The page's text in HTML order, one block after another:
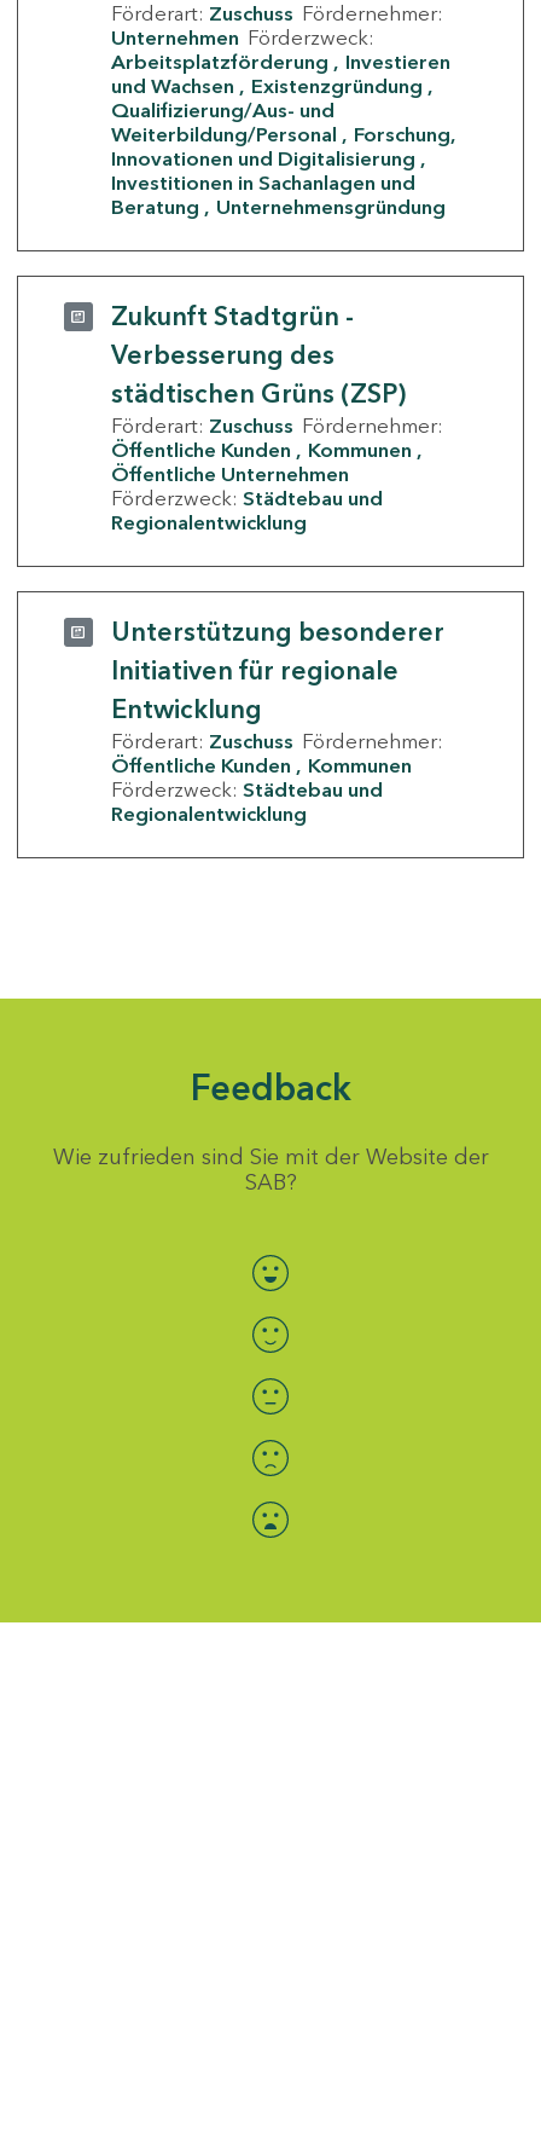
Förderart: Zuschuss Fördernehmer:
Unternehmen Förderzweck:
Arbeitsplatzförderung
Investieren
und Wachsen
Existenzgründung
Qualifizierung/Aus- und
Weiterbildung/Personal
Forschung,
Innovationen und Digitalisierung
Investitionen in Sachanlagen und
Beratung
Unternehmensgründung
Zukunft Stadtgrün -
Verbesserung des
städtischen Grüns (ZSP)
Förderart: Zuschuss Fördernehmer:
Öffentliche Kunden
Kommunen
Öffentliche Unternehmen
Förderzweck: Städtebau und
Regionalentwicklung
Unterstützung besonderer
Initiativen für regionale
Entwicklung
Förderart: Zuschuss Fördernehmer:
Öffentliche Kunden
Kommunen
Förderzweck: Städtebau und
Regionalentwicklung
Feedback
Wie zufrieden sind Sie mit der Website der
SAB?
Bewertung auswählen